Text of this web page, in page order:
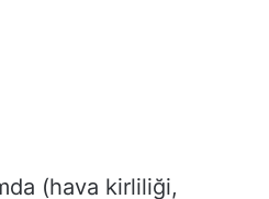
(hava kirliliği,